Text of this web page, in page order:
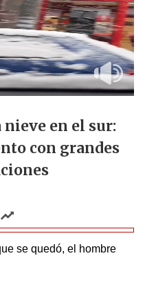
nieve en el sur:
con grandes
se quedó, el hombre